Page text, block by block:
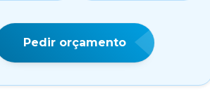
Pedir orçamento